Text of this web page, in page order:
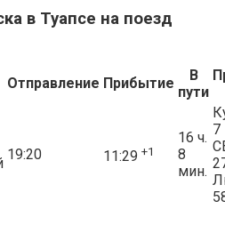
в Туапсе на поезд
Отправление Прибытие
В
пути
19:20 11:29 +1
16 ч.
8
мин.
7